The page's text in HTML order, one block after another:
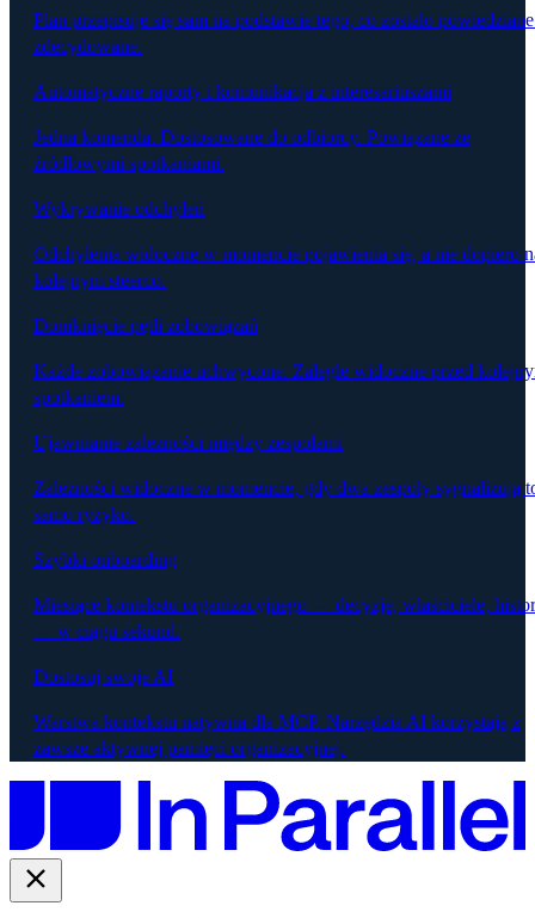
Plan przepisuje się sam na podstawie tego, co zostało
zdecydowane.
Automatyczne raporty i komunikacja z interesariuszami
Jedna komenda. Dostosowane do odbiorcy. Powiązane ze
źródłowymi spotkaniami.
Wykrywanie odchyleń
Odchylenia widoczne w momencie pojawienia się, a nie dopiero
kolejnym steerco.
Domknięcie pętli zobowiązań
Każde zobowiązanie uchwycone. Zaległe widoczne przed
spotkaniem.
Ujawnianie zależności między zespołami
Zależności widoczne w momencie, gdy dwa zespoły sygnalizują
samo ryzyko.
Szybki onboarding
Miesiące kontekstu organizacyjnego — decyzje, właściciele,
— w ciągu sekund.
Dostosuj swoje AI
Warstwa kontekstu natywna dla MCP. Narzędzia AI korzystają z
zawsze aktywnej pamięci organizacyjnej.